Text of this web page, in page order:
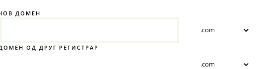
ДОМЕН
ОД ДРУГ РЕГИСТРАР